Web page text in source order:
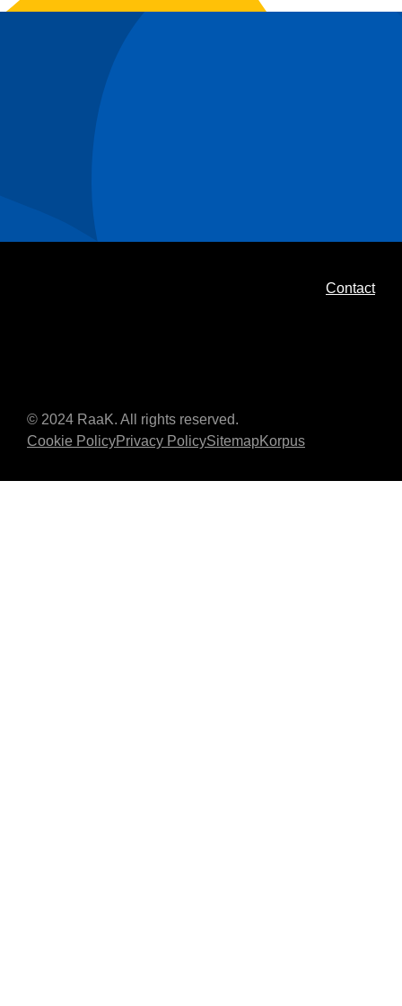
Contact
© 2024 RaaK. All rights reserved.
Cookie PolicyPrivacy PolicySitemapKorpus